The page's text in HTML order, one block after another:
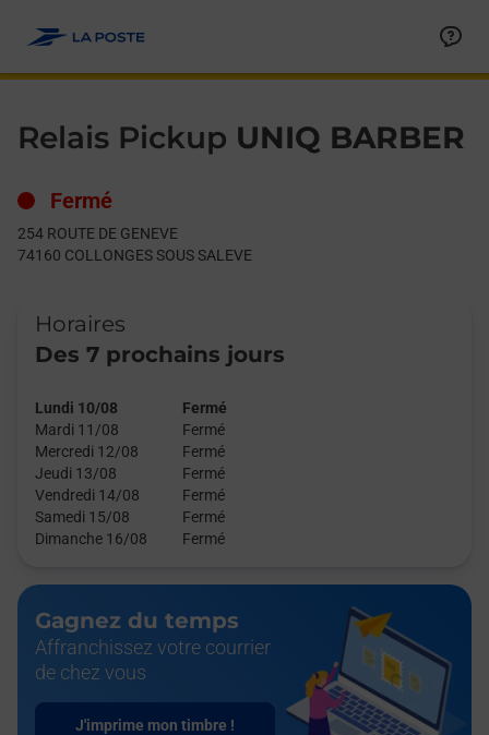
Relais Pickup UNIQ BARBER
Fermé
254 ROUTE DE GENEVE
74160 COLLONGES SOUS SALEVE
Horaires
Des 7 prochains jours
Lundi 10/08
Fermé
Mardi 11/08
Fermé
Mercredi 12/08
Fermé
Jeudi 13/08
Fermé
Vendredi 14/08
Fermé
Samedi 15/08
Fermé
Dimanche 16/08
Fermé
Gagnez du temps
Affranchissez votre courrier
de chez vous
J'imprime mon timbre !